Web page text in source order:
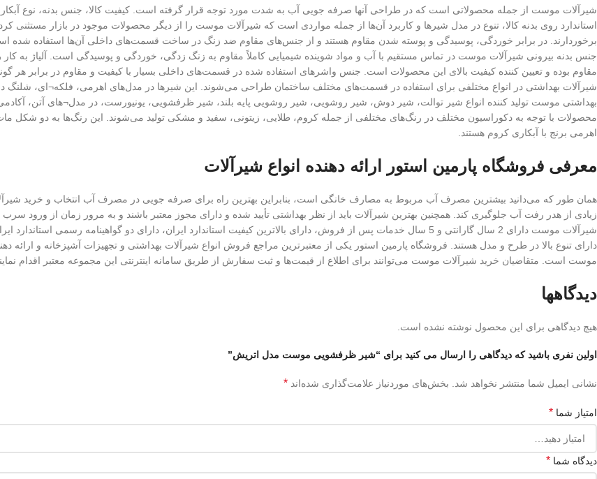
شیرآلات موست از جمله محصولاتی است که در طراحی آنها صرفه جویی آب به شدت مورد توجه قرار گرفته است. کیفیت کالا، جنس بدنه، نوع
استاندارد روی بدنه کالا، تنوع در مدل شیرها و کاربرد آن‌ها از جمله مواردی است که شیرآلات موست را از دیگر محصولات موجود در بازار مستثنی
برخوردارند. در برابر خوردگی، پوسیدگی و پوسته شدن مقاوم هستند و از جنس‌های مقاوم ضد زنگ در ساخت قسمت‌های داخلی آن‌ها استفاده شده
جنس بدنه بیرونی شیرآلات موست در تماس مستقیم با آب و مواد شوینده شیمیایی کاملاً مقاوم به زنگ زدگی، خوردگی و پوسیدگی است. آلیاژ
مقاوم بوده و تعیین کننده کیفیت بالای این محصولات است. جنس واشرهای استفاده شده در قسمت‌های داخلی بسیار با کیفیت و مقاوم در برابر هر
شیرآلات بهداشتی در انواع مختلفی برای استفاده در قسمت‌های مختلف ساختمان طراحی می‌شوند. این شیرها در مدل‌های اهرمی، فلکه¬ای، شلنگ
بهداشتی موست تولید کننده انواع شیر توالت، شیر دوش، شیر روشویی، شیر روشویی پایه بلند، شیر ظرفشویی، یونیورست، در مدل¬های آتن، آکادمی،
محصولات با توجه به دکوراسیون مختلف در رنگ‌های مختلفی از جمله کروم، طلایی، زیتونی، سفید و مشکی تولید می‌شوند. این رنگ‌ها به دو شکل
اهرمی برنج با آبکاری کروم هستند.
معرفی فروشگاه پارمین استور ارائه دهنده انواع شیرآلات
همان طور که می‌دانید بیشترین مصرف آب مربوط به مصارف خانگی است، بنابراین بهترین راه برای صرفه جویی در مصرف آب انتخاب و خرید
زیادی از هدر رفت آب جلوگیری کند. همچنین بهترین شیرآلات باید از نظر بهداشتی تأیید شده و دارای مجوز معتبر باشند و به مرور زمان از ورود سرب
شیرآلات موست دارای 2 سال گارانتی و 5 سال خدمات پس از فروش، دارای بالاترین کیفیت استاندارد ایران، دارای دو
دارای تنوع بالا در طرح و مدل هستند. فروشگاه پارمین استور یکی از معتبرترین مراجع فروش انواع شیرآلات بهداشتی و تجهیزات آشپزخانه و ارائه
موست است. متقاضیان خرید شیرآلات موست می‌توانند برای اطلاع از قیمت‌ها و ثبت سفارش از طریق سامانه اینترنتی این مجموعه معتبر اقدام
دیدگاهها
هیچ دیدگاهی برای این محصول نوشته نشده است.
اولین نفری باشید که دیدگاهی را ارسال می کنید برای “شیر ظرفشویی موست مدل اتریش”
نشانی ایمیل شما منتشر نخواهد شد. بخش‌های موردنیاز علامت‌گذاری شده‌اند *
امتیاز شما *
دیدگاه شما *